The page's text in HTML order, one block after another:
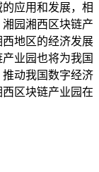
应用和发展，相
园湘西区块链产
地区的经济发展
业园也将为我国
动我国数字经济
区块链产业园在